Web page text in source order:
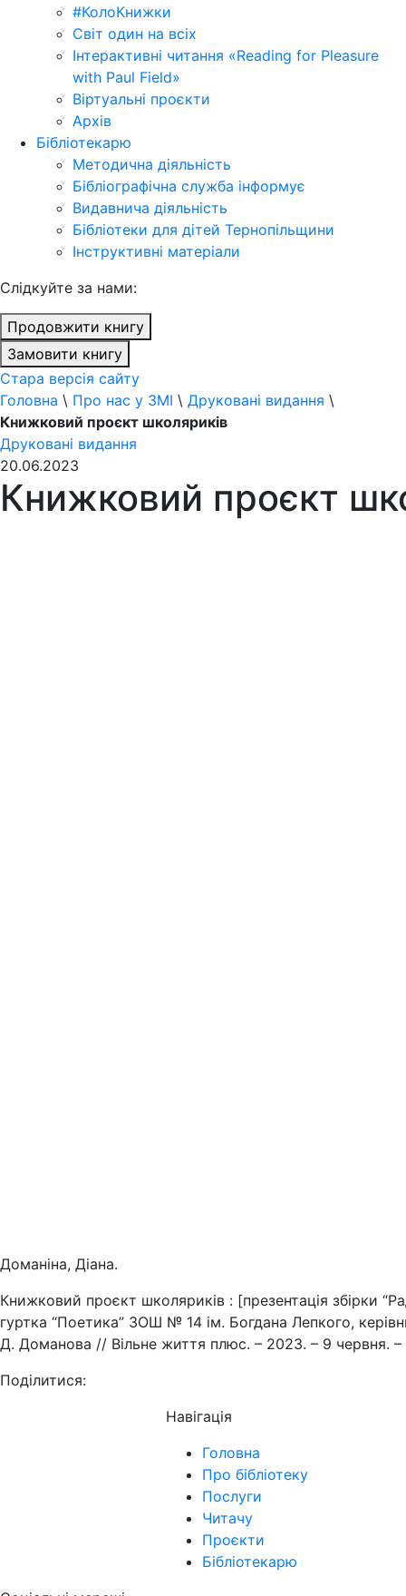
#КолоКнижки
Світ один на всіх
Інтерактивні читання «Reading for Pleasure
with Paul Field»
Віртуальні проєкти
Архів
Бібліотекарю
Методична діяльність
Бібліографічна служба інформує
Видавнича діяльність
Бібліотеки для дітей Тернопільщини
Інструктивні матеріали
Cлідкуйте за нами:
Продовжити книгу
Замовити книгу
Стара версія сайту
Головна \ Про нас у ЗМІ \ Друковані видання \
Книжковий проєкт школяриків
Друковані видання
20.06.2023
Книжковий проєкт
Доманіна, Діана.
Книжковий проєкт школяриків : [презентація збірки
гуртка “Поетика” ЗОШ № 14 ім. Богдана Лепкого,
Д. Доманова // Вільне життя плюс. – 2023. – 9 червня.
Поділитися:
Навігація
Головна
Про бібліотеку
Послуги
Читачу
Проєкти
Бібліотекарю